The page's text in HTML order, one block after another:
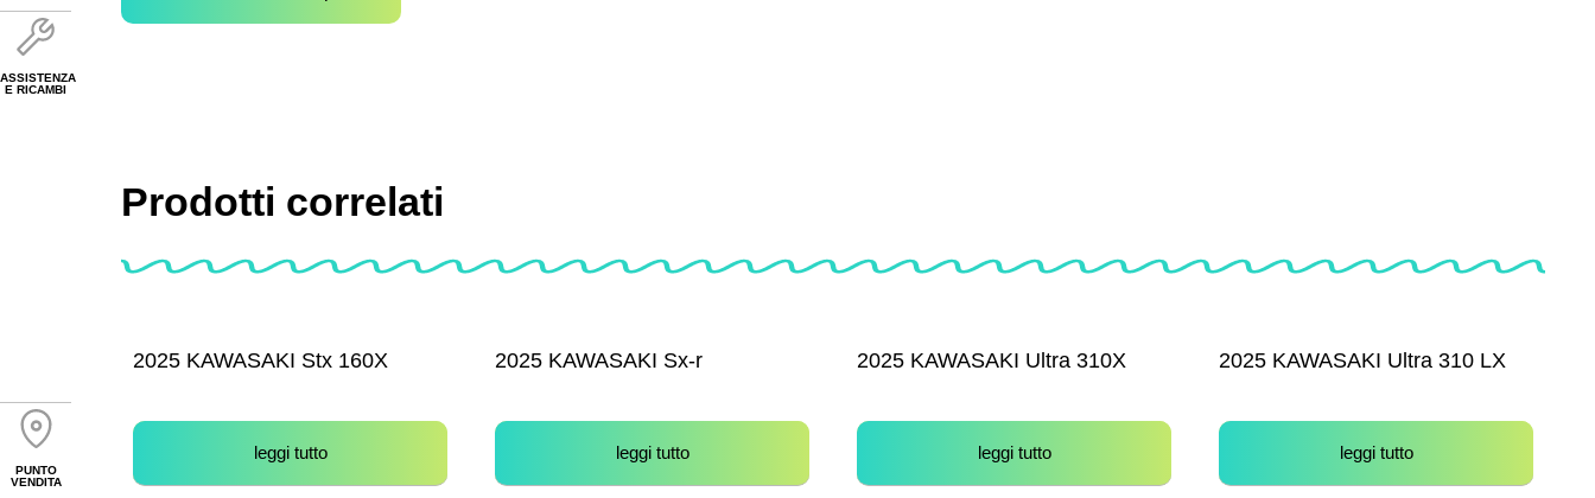
ASSISTENZA
E RICAMBI
PUNTO
VENDITA
Prodotti correlati
2025 KAWASAKI Stx 160X
leggi tutto
2025 KAWASAKI Sx-r
leggi tutto
2025 KAWASAKI Ultra 310X
leggi tutto
2025 KAWASAKI Ultra 310 LX
leggi tutto